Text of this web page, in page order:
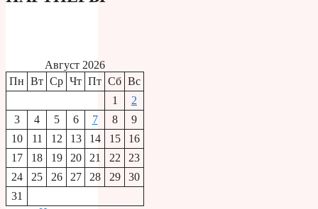
Август 2026
Пн Вт Ср Чт Пт Сб Вс
1
2
3
4 5 6 7 8
9
10
11 12 13 14 15
16
17
18 19 20 21 22
23
24
25 26 27 28 29
30
31